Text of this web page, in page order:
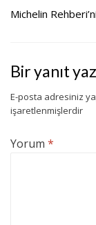
Michelin
Bir yanıt
E-posta adresiniz
işaretlenmişlerdir
Yorum *